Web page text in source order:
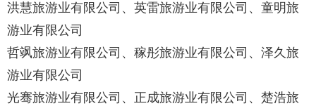
洪慧旅游业有限公司、英雷旅游业有限公司、童明旅
游业有限公司
哲飒旅游业有限公司、稼彤旅游业有限公司、泽久旅
游业有限公司
光骞旅游业有限公司、正成旅游业有限公司、楚浩旅